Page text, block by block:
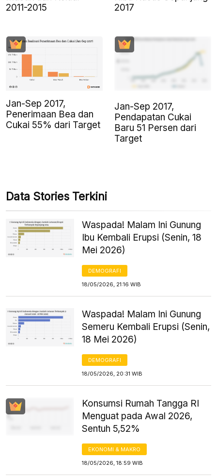
2011-2015
2017
Jan-Sep 2017,
Penerimaan Bea dan
Cukai 55% dari Target
Jan-Sep 2017,
Pendapatan Cukai
Baru 51 Persen dari
Target
Data Stories Terkini
Waspada! Malam Ini Gunung
Ibu Kembali Erupsi (Senin, 18
Mei 2026)
DEMOGRAFI
18/05/2026, 21:16 WIB
Waspada! Malam Ini Gunung
Semeru Kembali Erupsi (Senin,
18 Mei 2026)
DEMOGRAFI
18/05/2026, 20:31 WIB
Konsumsi Rumah Tangga RI
Menguat pada Awal 2026,
Sentuh 5,52%
EKONOMI & MAKRO
18/05/2026, 18:59 WIB